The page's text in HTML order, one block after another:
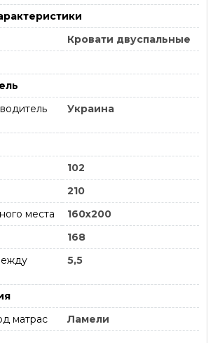
Кровати двуспальные
Украина
102
210
места
160х200
168
5,5
матрас
Ламели